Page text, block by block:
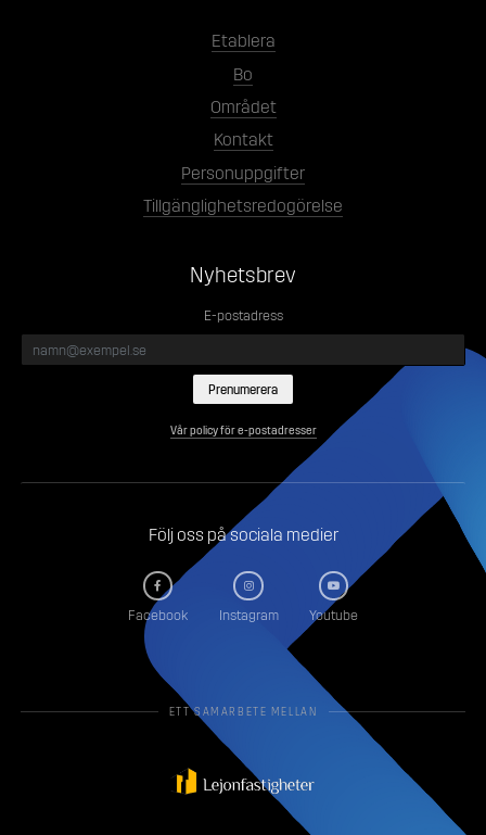
Etablera
Bo
Området
Kontakt
Personuppgifter
Tillgänglighetsredogörelse
Nyhetsbrev
E-postadress
Vår policy för e-postadresser
Följ oss på sociala medier
Facebook Instagram Youtube
ETT SAMARBETE MELLAN